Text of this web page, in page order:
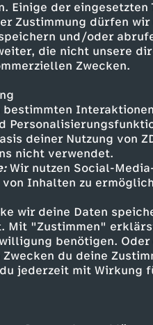
Einige der
Zustimmung dürfen
und/oder
die nicht unsere
Zwecken.
deiner Nutzung von
nicht verwendet.
Wir nutzen Social-
Inhalten zu
wir deine Daten
"Zustimmen"
benötigen.
du deine
jederzeit mit Wirkung
phoenix vor ort